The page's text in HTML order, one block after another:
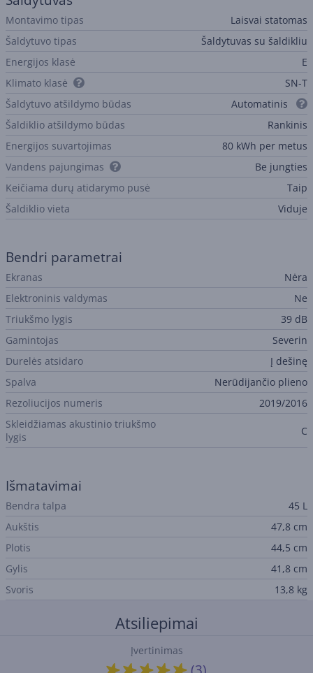
Montavimo tipas
Laisvai statomas
Šaldytuvo tipas
Šaldytuvas su šaldikliu
Energijos klasė
E
Klimato klasė
SN-T
Šaldytuvo atšildymo būdas
Automatinis
Šaldiklio atšildymo būdas
Rankinis
Energijos suvartojimas
80 kWh per metus
Vandens pajungimas
Be jungties
Keičiama durų atidarymo pusė
Taip
Šaldiklio vieta
Viduje
Bendri parametrai
Ekranas
Nėra
Elektroninis valdymas
Ne
Triukšmo lygis
39 dB
Gamintojas
Severin
Durelės atsidaro
Į dešinę
Spalva
Nerūdijančio plieno
Rezoliucijos numeris
2019/2016
Skleidžiamas akustinio triukšmo
lygis
C
Išmatavimai
Bendra talpa
45 L
Aukštis
47,8 cm
Plotis
44,5 cm
Gylis
41,8 cm
Svoris
13,8 kg
Atsiliepimai
Įvertinimas